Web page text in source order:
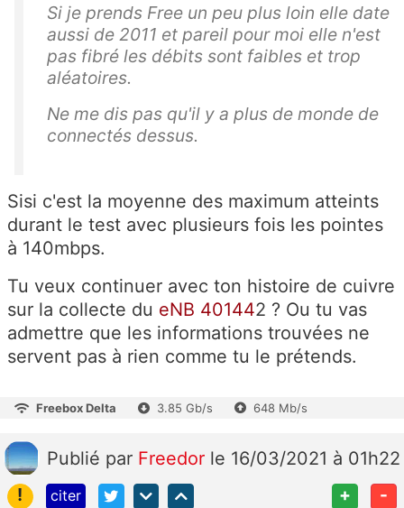
Si je prends Free un peu plus loin elle date
aussi de 2011 et pareil pour moi elle n'est
pas fibré les débits sont faibles et trop
aléatoires.
Ne me dis pas qu'il y a plus de monde de
connectés dessus.
Sisi c'est la moyenne des maximum atteints
durant le test avec plusieurs fois les pointes
à 140mbps.
Tu veux continuer avec ton histoire de cuivre
sur la collecte du eNB 401442 ? Ou tu vas
admettre que les informations trouvées ne
servent pas à rien comme tu le prétends.
Freebox Delta 3.85 Gb/s 648 Mb/s
Publié par Freedor le 16/03/2021 à 01h22
!
citer + -